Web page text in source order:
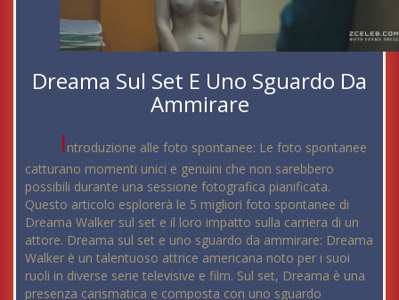
Dreama Sul Set E Uno Sguardo Da
Ammirare
Introduzione alle foto spontanee: Le foto spontanee
catturano momenti unici e genuini che non sarebbero
possibili durante una sessione fotografica pianificata.
Questo articolo esplorerà le 5 migliori foto spontanee di
Dreama Walker sul set e il loro impatto sulla carriera di un
attore. Dreama sul set e uno sguardo da ammirare: Dreama
Walker è un talentuoso attrice americana noto per i suoi
ruoli in diverse serie televisive e film. Sul set, Dreama è una
presenza carismatica e composta con uno sguardo